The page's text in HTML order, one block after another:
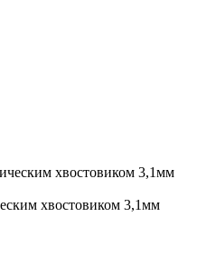
хвостовиком 3,1мм
хвостовиком 3,1мм